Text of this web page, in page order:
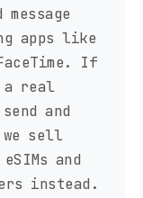
apps like
If
a real
and
sell
and
instead.